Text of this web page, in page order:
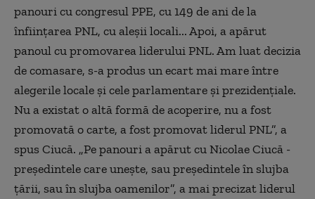
panouri cu congresul PPE, cu 149 de ani de la
înființarea PNL, cu aleșii locali... Apoi, a apărut
panoul cu promovarea liderului PNL. Am luat decizia
de comasare, s-a produs un ecart mai mare între
alegerile locale și cele parlamentare și prezidențiale.
Nu a existat o altă formă de acoperire, nu a fost
promovată o carte, a fost promovat liderul PNL”, a
spus Ciucă. „Pe panouri a apărut cu Nicolae Ciucă -
președintele care unește, sau președintele în slujba
țării, sau în slujba oamenilor”, a mai precizat liderul